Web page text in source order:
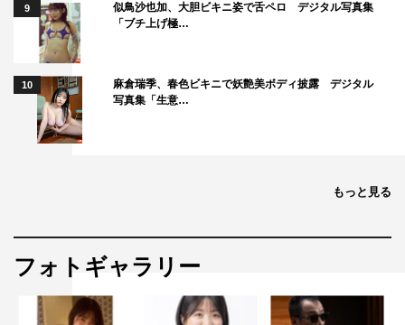
9
似鳥沙也加、大胆ビキニ姿で舌ペロ デジタル写真集
「ブチ上げ極…
10
麻倉瑞季、春色ビキニで妖艶美ボディ披露 デジタル
写真集「生意…
もっと見る
フォトギャラリー